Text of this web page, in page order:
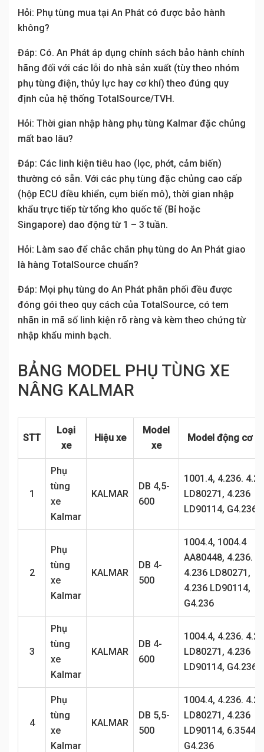
Hỏi: Phụ tùng mua tại An Phát có được bảo hành
không?
Đáp: Có. An Phát áp dụng chính sách bảo hành chính
hãng đối với các lỗi do nhà sản xuất (tùy theo nhóm
phụ tùng điện, thủy lực hay cơ khí) theo đúng quy
định của hệ thống TotalSource/TVH.
Hỏi: Thời gian nhập hàng phụ tùng Kalmar đặc chủng
mất bao lâu?
Đáp: Các linh kiện tiêu hao (lọc, phớt, cảm biến)
thường có sẵn. Với các phụ tùng đặc chủng cao cấp
(hộp ECU điều khiển, cụm biến mô), thời gian nhập
khẩu trực tiếp từ tổng kho quốc tế (Bỉ hoặc
Singapore) dao động từ 1 – 3 tuần.
Hỏi: Làm sao để chắc chắn phụ tùng do An Phát giao
là hàng TotalSource chuẩn?
Đáp: Mọi phụ tùng do An Phát phân phối đều được
đóng gói theo quy cách của TotalSource, có tem
nhãn in mã số linh kiện rõ ràng và kèm theo chứng từ
nhập khẩu minh bạch.
BẢNG MODEL PHỤ TÙNG XE
NÂNG KALMAR
STT
Loại
xe
Hiệu xe
Model
xe
Model động cơ
1
Phụ
tùng
xe
Kalmar
KALMAR
DB 4,5-
600
1001.4, 4.236.
LD80271, 4.236
LD90114, G4.236
2
Phụ
tùng
xe
Kalmar
KALMAR
DB 4-
500
1004.4, 1004.4
AA80448, 4.236.
4.236 LD80271,
4.236 LD90114,
G4.236
3
Phụ
tùng
xe
Kalmar
KALMAR
DB 4-
600
1004.4, 4.236.
LD80271, 4.236
LD90114, G4.236
4
Phụ
tùng
xe
Kalmar
KALMAR
DB 5,5-
500
1004.4, 4.236.
LD80271, 4.236
LD90114, 6.3544,
G4.236